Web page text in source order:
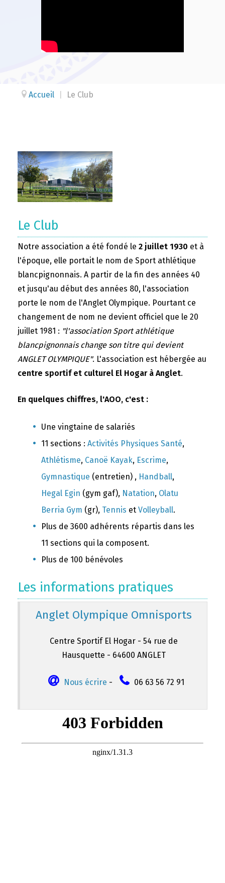
Accueil Le Club
Le Club
Notre association a été fondé le 2 juillet 1930 et à
l'époque, elle portait le nom de Sport athlétique
blancpignonnais. A partir de la fin des années 40
et jusqu'au début des années 80, l'association
porte le nom de l'Anglet Olympique. Pourtant ce
changement de nom ne devient officiel que le 20
juillet 1981 : "l'association Sport athlétique
blancpignonnais change son titre qui devient
ANGLET OLYMPIQUE". L'association est hébergée au
centre sportif et culturel El Hogar à Anglet.
En quelques chiffres, l'AOO, c'est :
Une vingtaine de salariés
11 sections : Activités Physiques Santé,
Athlétisme, Canoë Kayak, Escrime,
Gymnastique (entretien) , Handball,
Hegal Egin (gym gaf), Natation, Olatu
Berria Gym (gr), Tennis et Volleyball.
Plus de 3600 adhérents répartis dans les
11 sections qui la composent.
Plus de 100 bénévoles
Les informations pratiques
Anglet Olympique Omnisports
Centre Sportif El Hogar - 54 rue de
Hausquette - 64600 ANGLET
Nous écrire - 06 63 56 72 91